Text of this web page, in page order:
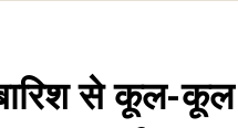
बारिश से कूल-